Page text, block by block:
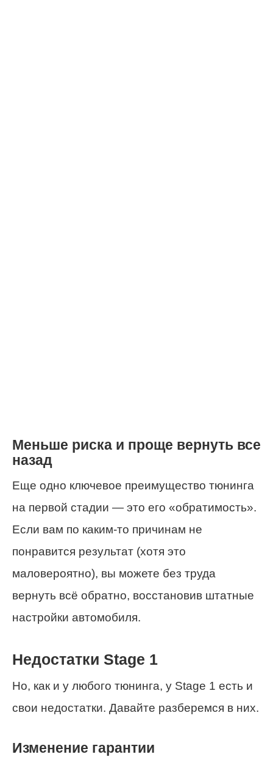
Меньше риска и проще вернуть все
назад
Еще одно ключевое преимущество тюнинга
на первой стадии — это его «обратимость».
Если вам по каким-то причинам не
понравится результат (хотя это
маловероятно), вы можете без труда
вернуть всё обратно, восстановив штатные
настройки автомобиля.
Недостатки Stage 1
Но, как и у любого тюнинга, у Stage 1 есть и
свои недостатки. Давайте разберемся в них.
Изменение гарантии